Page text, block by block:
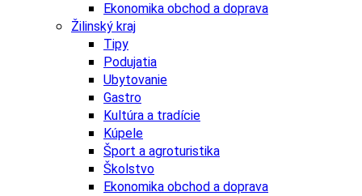
Ekonomika obchod a doprava
Žilinský kraj
Tipy
Podujatia
Ubytovanie
Gastro
Kultúra a tradície
Kúpele
Šport a agroturistika
Školstvo
Ekonomika obchod a doprava